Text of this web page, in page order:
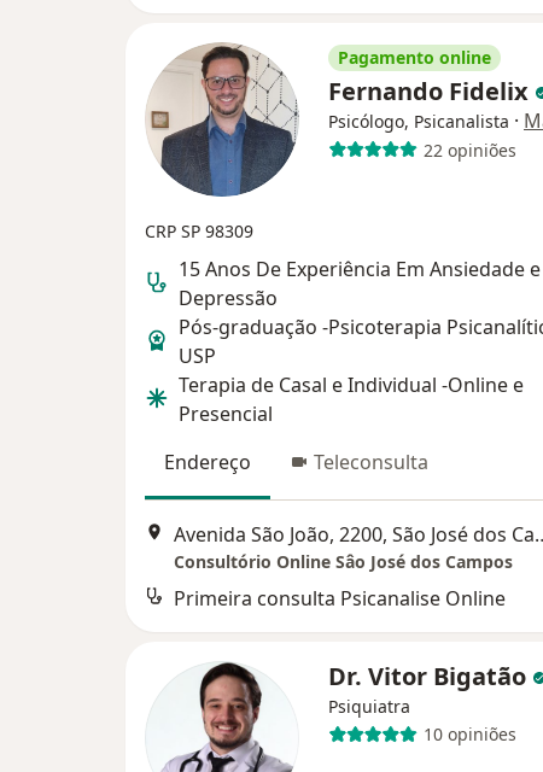
Pagamento online
Fernando Fidelix
Psicólogo, Psicanalista ·
22 opiniões
CRP SP 98309
15 Anos De Experiência Em Ansiedade e
Depressão
Pós-graduação -Psicoterapia
USP
Terapia de Casal e Individual -Online e
Presencial
Endereço
Teleconsulta
Avenida São
Consultório Online Sâo José dos Campos
Primeira consulta Psicanalise Online
Dr. Vitor Bigatão
Psiquiatra
10 opiniões